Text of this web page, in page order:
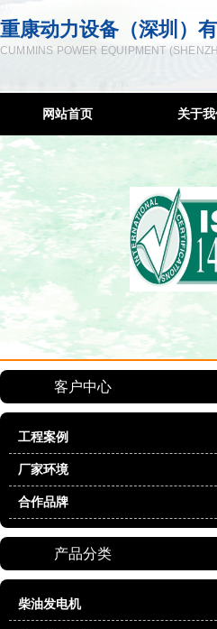
重康动力设备（深圳）
CUMMINS POWER EQUIPMENT
网站首页 关于我
联系
服务
售后网
客户中心
工程案例
厂家环境
合作品牌
产品分类
柴油发电机